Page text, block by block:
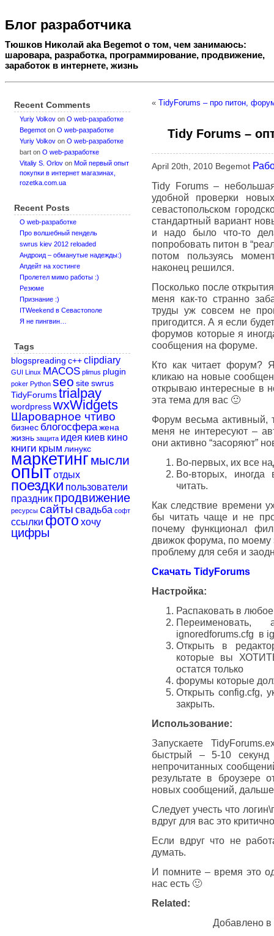
Блог разработчика
Тюшков Николай aka Begemot о том, чем занимаюсь:
шаровара, разработка, программирование, продвижение,
заработок в интернете, жизнь
Recent Comments
Yuriy Volkov on О web-разработке
Begemot on О web-разработке
Yuriy Volkov on О web-разработке
bart on О web-разработке
Vitaliy S. Orlov on Мой первый опыт
покупки в интернет магазинах,
rozetka.com.ua
Recent Posts
О web-разработке
Про волшебный пендель
swrus kiev 2012 reloaded
Андроид – обманутые надежды:)
Апдейт на хостинге
Пролетел мимо работы :)
Резюме
Признание :)
ITWeekend в Севастополе
Я не пингвин…
Tags
blogspreading c++ clipdiary
GUI Linux MACOS plimus plugin
poker Python seo site swrus
TidyForums trialpay
wordpress wxWidgets
Шароварное чтиво
бизнес блогосфера жена
жизнь защита идея киев кино
книги крым линукс
маркетинг мысли
опытотдых
поездки пользователи
праздник продвижение
ресурсы сайты свадьба софт
ссылки фото хочу
цифры
« TidyForums – про питон,
Tidy Forums –
April 20th, 2010 Begemot
Tidy Forums –
удобной проверки
севастопольском
стандартный вариант
и надо было что-то
попробовать питон в
потом пользуясь
наконец решился.
Посколько после
меня как-то странно
труды уж совсем не
пригодится. А я если
форумов которые я
сообщения на форуме.
Кто как читает форум?
кликаю на новые
открываю интересные в
эта тема для вас 🙂
Форум весьма активный,
меня не интересуют –
они активно “засоряют”
Во-первых, их все
Во-вторых,
читать.
Как следствие времени
бы читать чаще и не
почему функционал
движок форума, по моему
проблему для себя и
Скачать TidyForums
Настройка:
Распаковать в
ignoredforums.cfg в
Открыть в
которые вы
остатся только
форумы которые
Открыть config.cfg,
закрыть.
Использование:
Запускаете
быстрый – 5-10 секунд
непрочитанных
результате в броузере
новых сообщений,
Следует учесть что
вдруг для вас это
Если вдруг что не
думать.
И помните – время это
нас есть 🙂
Related:
Добавлено в